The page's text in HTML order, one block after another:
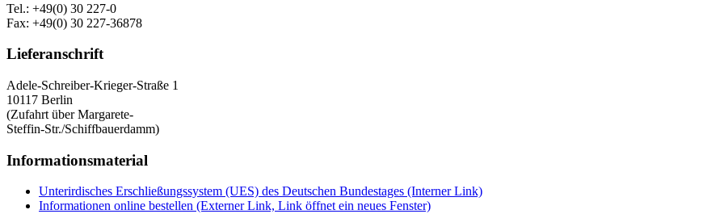
Tel.: +49(0) 30 227-0
Fax: +49(0) 30 227-36878
Lieferanschrift
Adele-Schreiber-Krieger-Straße 1
10117 Berlin
(Zufahrt über Margarete-
Steffin-Str./Schiffbauerdamm)
Informationsmaterial
Unterirdisches Erschließungssystem (UES) des Deutschen Bundestages (Interner Link)
Informationen online bestellen (Externer Link, Link öffnet ein neues Fenster)